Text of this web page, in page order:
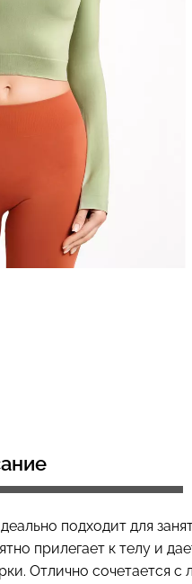
подходит для
прилегает к телу и
Отлично сочетается
02
Велосипедки с
талией TRACKS
384 грн.